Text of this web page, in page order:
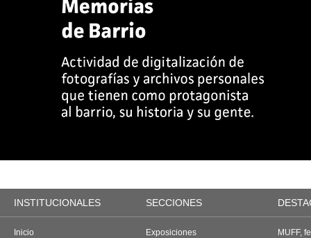
INSTITUCIONALES SECCIONES
Inicio
Exposiciones
MUFF,